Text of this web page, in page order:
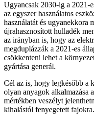
Ugyancsak 2030-ig a 2021-
az egyszer használatos
használatát és ugyanekkora
újrahasznosított hulladék
az irányban is, hogy az
megduplázzák a 2021-es
csökkenteni lehet a
gyártása generál.
Cél az is, hogy legkésőbb a
olyan anyagok alkalmazása
mértékben veszélyt
kihalástól fenyegetett fajokra.